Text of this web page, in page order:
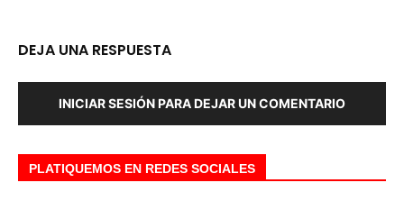
DEJA UNA RESPUESTA
INICIAR SESIÓN PARA DEJAR UN COMENTARIO
PLATIQUEMOS EN REDES SOCIALES